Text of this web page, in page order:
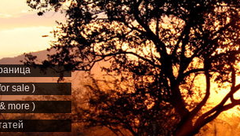
sale )
more )